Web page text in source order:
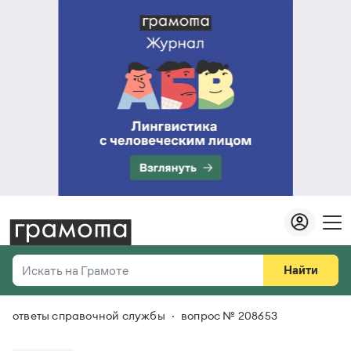
Искать на Грамоте
Справочная служба
Найти
Везде
ответы справочной службы вопрос № 208653